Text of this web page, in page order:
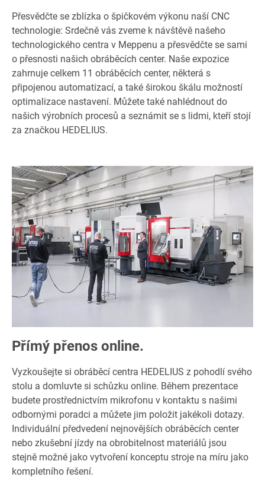
Přesvědčte se zblízka o špičkovém výkonu naší CNC
technologie: Srdečně vás zveme k návštěvě našeho
technologického centra v Meppenu a přesvědčte se sami
o přesnosti našich obráběcích center. Naše expozice
zahrnuje celkem 11 obráběcích center, některá s
připojenou automatizací, a také širokou škálu možností
optimalizace nastavení. Můžete také nahlédnout do
našich výrobních procesů a seznámit se s lidmi, kteří stojí
za značkou HEDELIUS.
Přímý přenos online.
Vyzkoušejte si obráběcí centra HEDELIUS z pohodlí svého
stolu a domluvte si schůzku online. Během prezentace
budete prostřednictvím mikrofonu v kontaktu s našimi
odbornými poradci a můžete jim položit jakékoli dotazy.
Individuální předvedení nejnovějších obráběcích center
nebo zkušební jízdy na obrobitelnost materiálů jsou
stejně možné jako vytvoření konceptu stroje na míru jako
kompletního řešení.